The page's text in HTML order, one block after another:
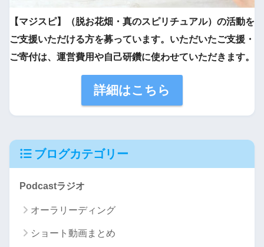
【マジスピ】（脱お花畑・真のスピリチュアル）の活動を
ご支援いただける方を募っています。いただいたご支援・
ご寄付は、運営費用や自己研鑽に使わせていただきます。
詳細はこちら
ブログカテゴリー
Podcastラジオ
オーラリーディング
ショート動画まとめ